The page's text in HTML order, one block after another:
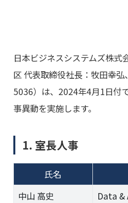
日本ビジネスシステムズ株式
区 代表取締役社長：牧田幸弘
5036）は、2024年4月1日付
事異動を実施します。
1. 室長人事
氏名
中山 高史
Data &